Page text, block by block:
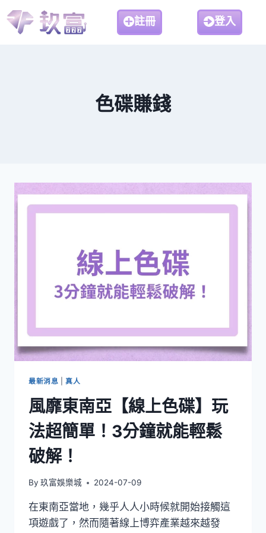
註冊 登入
色碟賺錢
最新消息 |真人
風靡東南亞【線上色碟】玩
法超簡單！3分鐘就能輕鬆
破解！
By 玖富娛樂城 2024-07-09
在東南亞當地，幾乎人人小時候就開始接觸這
項遊戲了，然而隨著線上博弈產業越來越發